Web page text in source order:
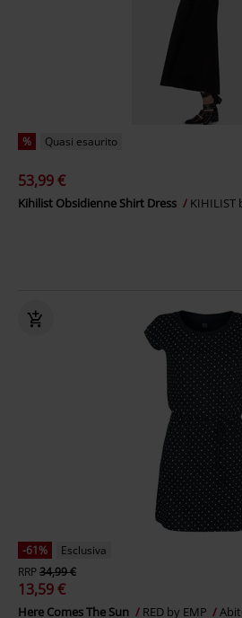
% Quasi esaurito
53,99 €
Kihilist Obsidienne Shirt Dress KIHILIST
-61%
Esclusiva
RRP34,99 €
13,59 €
Here Comes The Sun RED by EMP